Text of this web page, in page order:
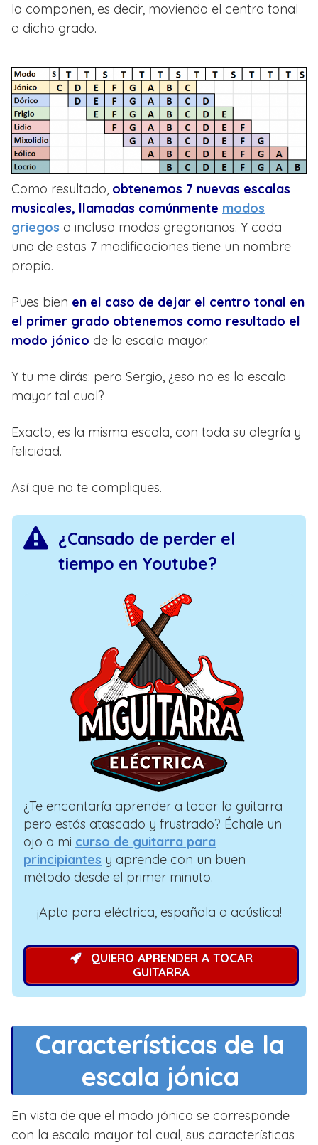
la componen, es decir, moviendo el centro tonal
a dicho grado.
Como resultado, obtenemos 7 nuevas escalas
musicales, llamadas comúnmente modos
griegos o incluso modos gregorianos. Y cada
una de estas 7 modificaciones tiene un nombre
propio.
Pues bien en el caso de dejar el centro tonal en
el primer grado obtenemos como resultado el
modo jónico de la escala mayor.
Y tu me dirás: pero Sergio, ¿eso no es la escala
mayor tal cual?
Exacto, es la misma escala, con toda su alegría y
felicidad.
Así que no te compliques.
¿Cansado de perder el
tiempo en Youtube?
¿Te encantaría aprender a tocar la guitarra
pero estás atascado y frustrado? Échale un
ojo a mi curso de guitarra para
principiantes y aprende con un buen
método desde el primer minuto.
¡Apto para eléctrica, española o acústica!
QUIERO APRENDER A TOCAR
GUITARRA
Características de la
escala jónica
En vista de que el modo jónico se corresponde
con la escala mayor tal cual, sus características